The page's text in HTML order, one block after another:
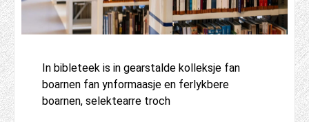
In bibleteek is in gearstalde kolleksje fan
boarnen fan ynformaasje en ferlykbere
boarnen, selektearre troch